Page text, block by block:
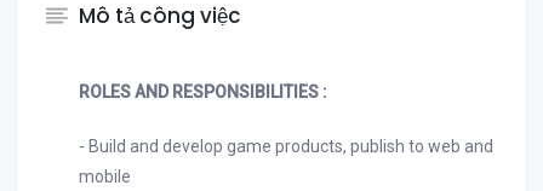
Mô tả công việc
ROLES AND RESPONSIBILITIES :
- Build and develop game products, publish to web and
mobile